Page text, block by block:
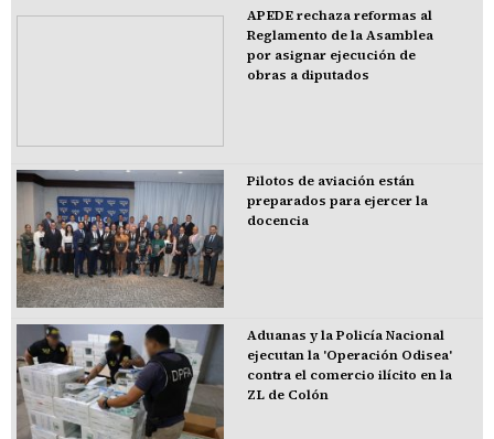
APEDE rechaza reformas al
Reglamento de la Asamblea
por asignar ejecución de
obras a diputados
Pilotos de aviación están
preparados para ejercer la
docencia
Aduanas y la Policía Nacional
ejecutan la 'Operación Odisea'
contra el comercio ilícito en la
ZL de Colón